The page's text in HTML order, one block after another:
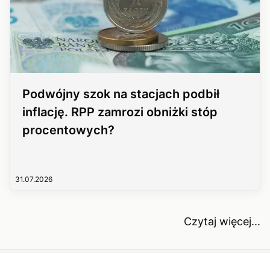
Podwójny szok na stacjach podbił
inflację. RPP zamrozi obniżki stóp
procentowych?
31.07.2026
Czytaj więcej...